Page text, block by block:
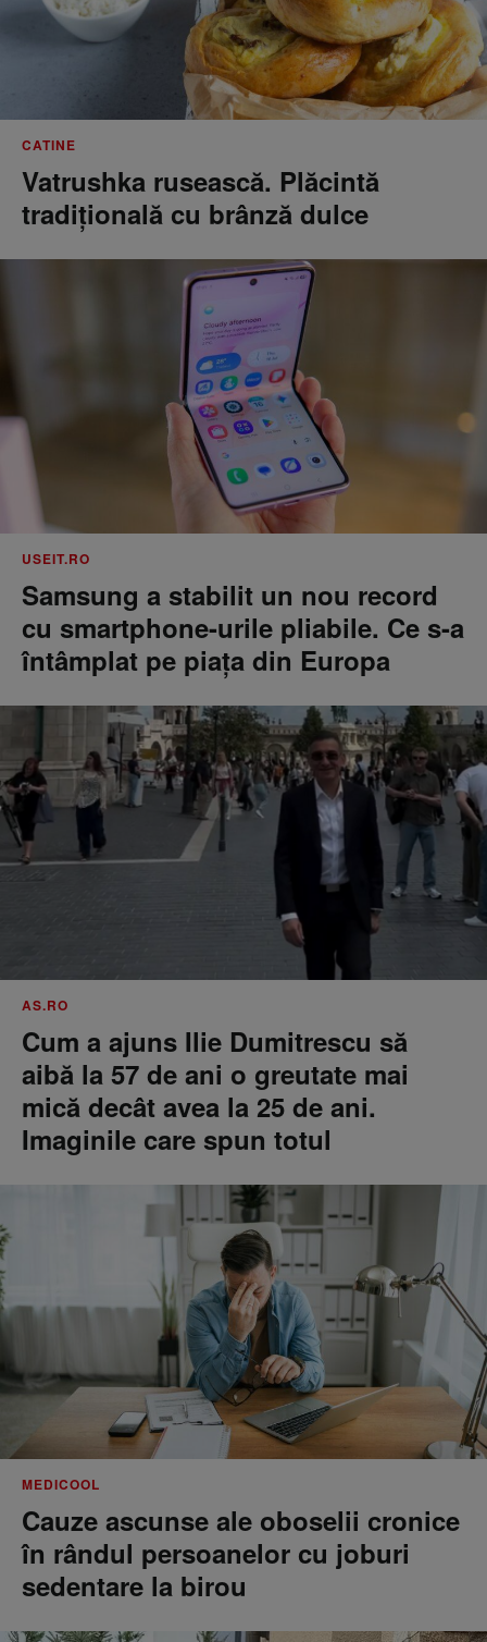
CATINE
Vatrushka rusească. Plăcintă
tradițională cu brânză dulce
USEIT.RO
Samsung a stabilit un nou record
cu smartphone-urile pliabile. Ce s-a
întâmplat pe piața din Europa
AS.RO
Cum a ajuns Ilie Dumitrescu să
aibă la 57 de ani o greutate mai
mică decât avea la 25 de ani.
Imaginile care spun totul
MEDICOOL
Cauze ascunse ale oboselii cronice
în rândul persoanelor cu joburi
sedentare la birou